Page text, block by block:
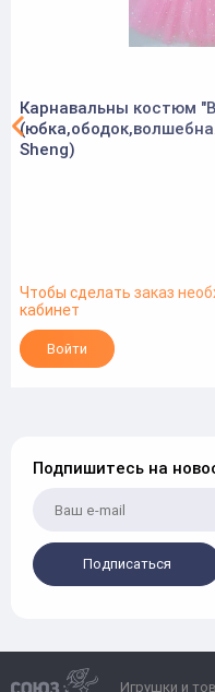
Карнавальны костюм
Sheng)
Чтобы сделать заказ
кабинет
Войти
Подпишитесь на
Подписаться
Игрушки и